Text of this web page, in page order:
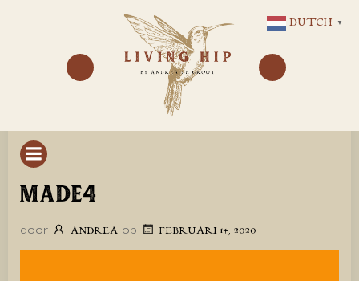
NAAR
DE
INHOUD
MADE4
door ANDREA op FEBRUARI 14, 2020
DUTCH ▼